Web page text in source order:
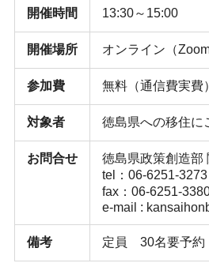
開催時間 13:30～15:00
開催場所 オンライン（Zoom
参加費 無料（通信費実費）
対象者 徳島県への移住に
お問合せ
徳島県政策創造部
tel：06-6251-3273
fax：06-6251-
e-mail :
備考 定員 30名要予約